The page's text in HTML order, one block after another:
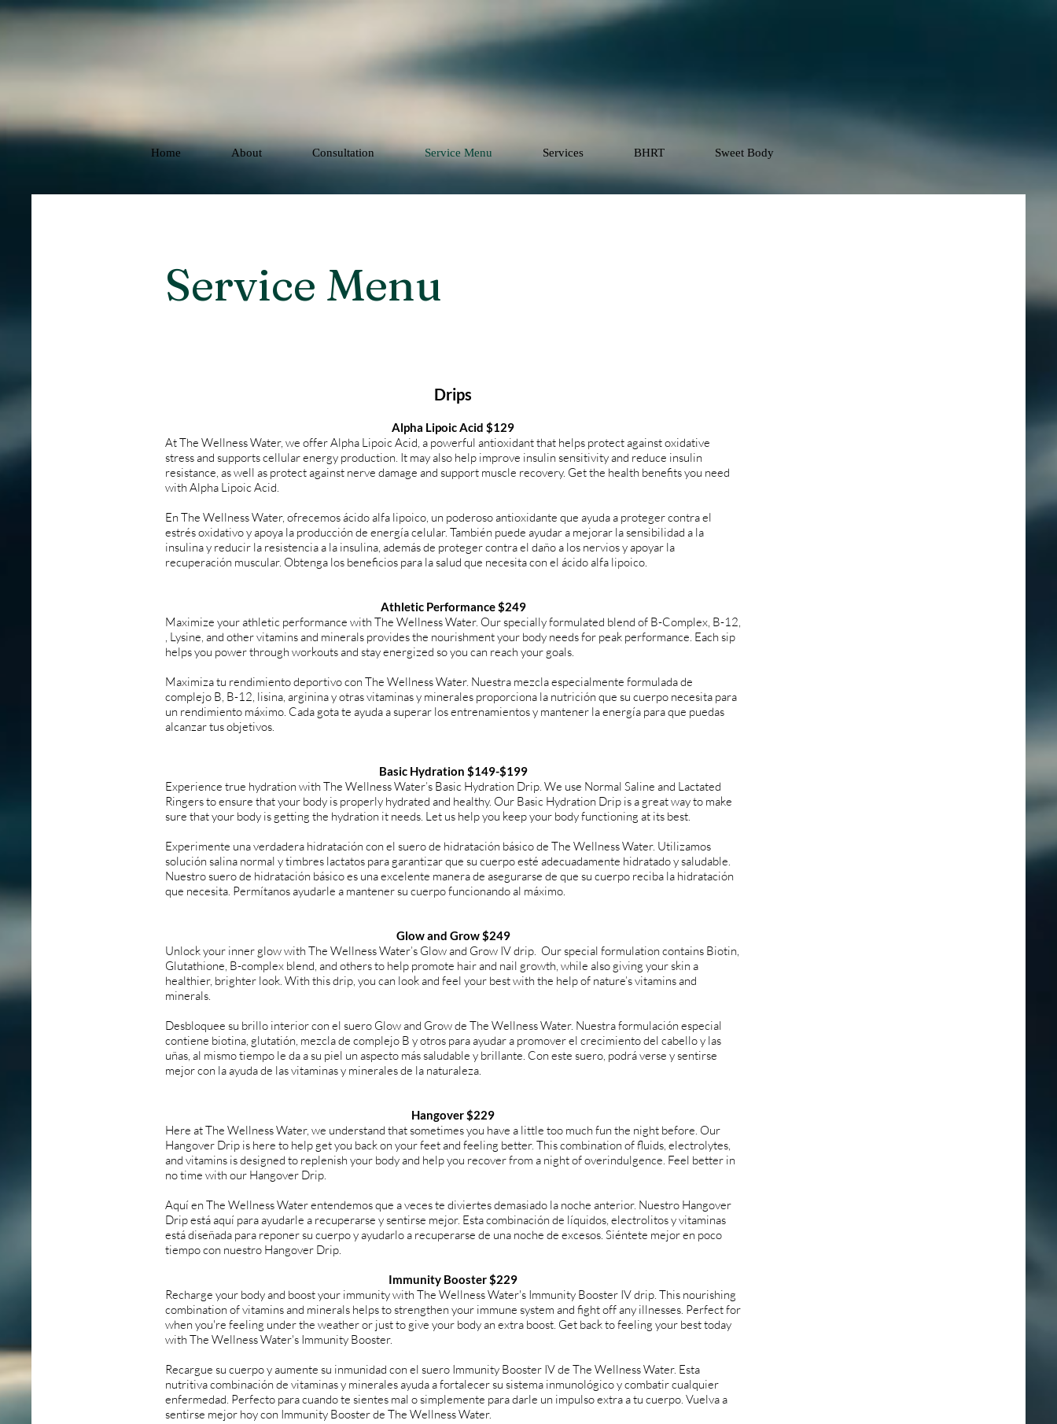
Home About Consultation Service Menu Services BHRT Sweet Body
Service Menu
Drips
Alpha Lipoic Acid $129
At The Wellness Water, we offer Alpha Lipoic Acid, a powerful antioxidant that helps protect against oxidative
stress and supports cellular energy production. It may also help improve insulin sensitivity and reduce insulin
resistance, as well as protect against nerve damage and support muscle recovery. Get the health benefits you need
with Alpha Lipoic Acid.
En The Wellness Water, ofrecemos ácido alfa lipoico, un poderoso antioxidante que ayuda a proteger contra el
estrés oxidativo y apoya la producción de energía celular. También puede ayudar a mejorar la sensibilidad a la
insulina y reducir la resistencia a la insulina, además de proteger contra el daño a los nervios y apoyar la
recuperación muscular. Obtenga los beneficios para la salud que necesita con el ácido alfa lipoico.
Athletic Performance $249
Maximize your athletic performance with The Wellness Water. Our specially formulated blend of B-Complex, B-12,
, Lysine, and other vitamins and minerals provides the nourishment your body needs for peak performance. Each sip
helps you power through workouts and stay energized so you can reach your goals.
Maximiza tu rendimiento deportivo con The Wellness Water. Nuestra mezcla especialmente formulada de
complejo B, B-12, lisina, arginina y otras vitaminas y minerales proporciona la nutrición que su cuerpo necesita para
un rendimiento máximo. Cada gota te ayuda a superar los entrenamientos y mantener la energía para que puedas
alcanzar tus objetivos.
Basic Hydration $149-$199
Experience true hydration with The Wellness Water’s Basic Hydration Drip. We use Normal Saline and Lactated
Ringers to ensure that your body is properly hydrated and healthy. Our Basic Hydration Drip is a great way to make
sure that your body is getting the hydration it needs. Let us help you keep your body functioning at its best.
Experimente una verdadera hidratación con el suero de hidratación básico de The Wellness Water. Utilizamos
solución salina normal y timbres lactatos para garantizar que su cuerpo esté adecuadamente hidratado y saludable.
Nuestro suero de hidratación básico es una excelente manera de asegurarse de que su cuerpo reciba la hidratación
que necesita. Permítanos ayudarle a mantener su cuerpo funcionando al máximo.
Glow and Grow $249
Unlock your inner glow with The Wellness Water’s Glow and Grow IV drip. Our special formulation contains Biotin,
Glutathione, B-complex blend, and others to help promote hair and nail growth, while also giving your skin a
healthier, brighter look. With this drip, you can look and feel your best with the help of nature’s vitamins and
minerals.
Desbloquee su brillo interior con el suero Glow and Grow de The Wellness Water. Nuestra formulación especial
contiene biotina, glutatión, mezcla de complejo B y otros para ayudar a promover el crecimiento del cabello y las
uñas, al mismo tiempo le da a su piel un aspecto más saludable y brillante. Con este suero, podrá verse y sentirse
mejor con la ayuda de las vitaminas y minerales de la naturaleza.
Hangover $229
Here at The Wellness Water, we understand that sometimes you have a little too much fun the night before. Our
Hangover Drip is here to help get you back on your feet and feeling better. This combination of fluids, electrolytes,
and vitamins is designed to replenish your body and help you recover from a night of overindulgence. Feel better in
no time with our Hangover Drip.
Aquí en The Wellness Water entendemos que a veces te diviertes demasiado la noche anterior. Nuestro Hangover
Drip está aquí para ayudarle a recuperarse y sentirse mejor. Esta combinación de líquidos, electrolitos y vitaminas
está diseñada para reponer su cuerpo y ayudarlo a recuperarse de una noche de excesos. Siéntete mejor en poco
tiempo con nuestro Hangover Drip.
Immunity Booster $229
Recharge your body and boost your immunity with The Wellness Water's Immunity Booster IV drip. This nourishing
combination of vitamins and minerals helps to strengthen your immune system and fight off any illnesses. Perfect for
when you're feeling under the weather or just to give your body an extra boost. Get back to feeling your best today
with The Wellness Water's Immunity Booster.
Recargue su cuerpo y aumente su inmunidad con el suero Immunity Booster IV de The Wellness Water. Esta
nutritiva combinación de vitaminas y minerales ayuda a fortalecer su sistema inmunológico y combatir cualquier
enfermedad. Perfecto para cuando te sientes mal o simplemente para darle un impulso extra a tu cuerpo. Vuelva a
sentirse mejor hoy con Immunity Booster de The Wellness Water.